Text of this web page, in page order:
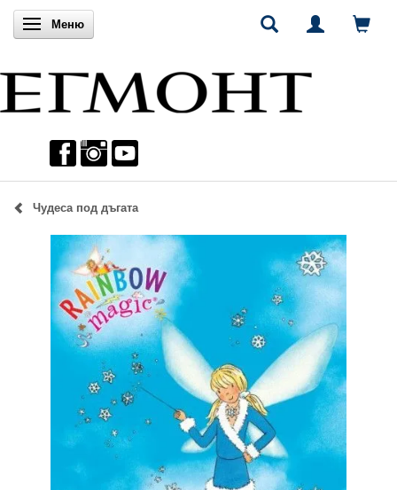
Включи навигацията
Меню
Чудеса под дъгата